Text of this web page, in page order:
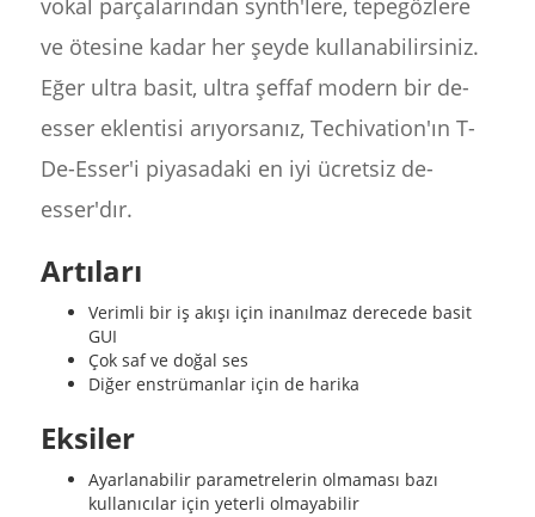
vokal parçalarından synth'lere, tepegözlere
ve ötesine kadar her şeyde kullanabilirsiniz.
Eğer ultra basit, ultra şeffaf modern bir de-
esser eklentisi arıyorsanız, Techivation'ın T-
De-Esser'i piyasadaki en iyi ücretsiz de-
esser'dır.
Artıları
Verimli bir iş akışı için inanılmaz derecede basit
GUI
Çok saf ve doğal ses
Diğer enstrümanlar için de harika
Eksiler
Ayarlanabilir parametrelerin olmaması bazı
kullanıcılar için yeterli olmayabilir